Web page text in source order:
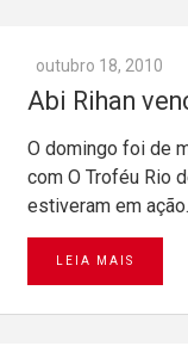
outubro 18, 2010
Abi Rihan
O domingo foi de
com O Troféu Rio
estiveram em
LEIA MAIS